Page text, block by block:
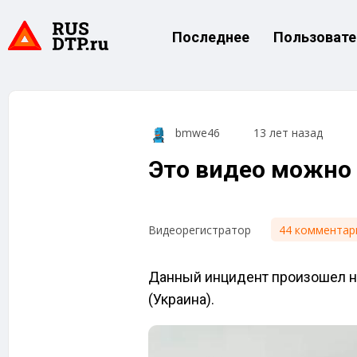
Последнее
bmwe46 13 лет назад
Это видео можно
Видеорегистратор 44
Данный инцидент произошел
(Украина).